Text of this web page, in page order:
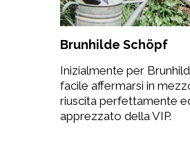
Brunhilde Schöpf
Inizialmente per
facile affermarsi in
riuscita perfettamente
apprezzato della VIP.